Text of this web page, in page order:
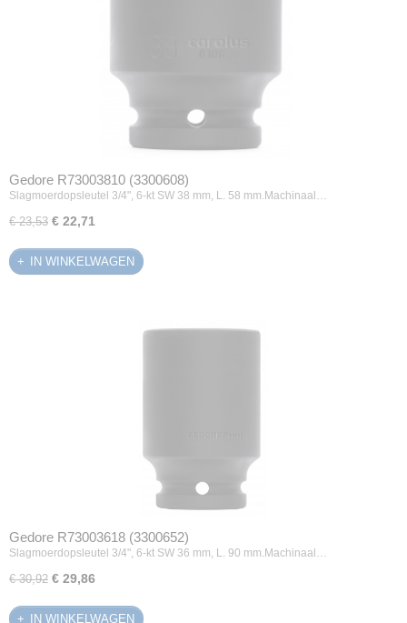
Gedore R73003810 (3300608)
Slagmoerdopsleutel 3/4", 6-kt SW 38 mm, L. 58 mm.Machinaal…
€ 23,53 € 22,71
IN WINKELWAGEN
Gedore R73003618 (3300652)
Slagmoerdopsleutel 3/4", 6-kt SW 36 mm, L. 90 mm.Machinaal…
€ 30,92 € 29,86
IN WINKELWAGEN